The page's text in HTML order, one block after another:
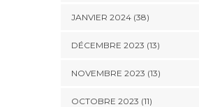
JANVIER 2024 (38)
DÉCEMBRE 2023 (13)
NOVEMBRE 2023 (13)
OCTOBRE 2023 (11)